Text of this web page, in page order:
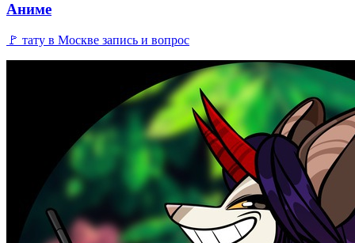
Аниме
🚩 тату в Москве запись и вопрос